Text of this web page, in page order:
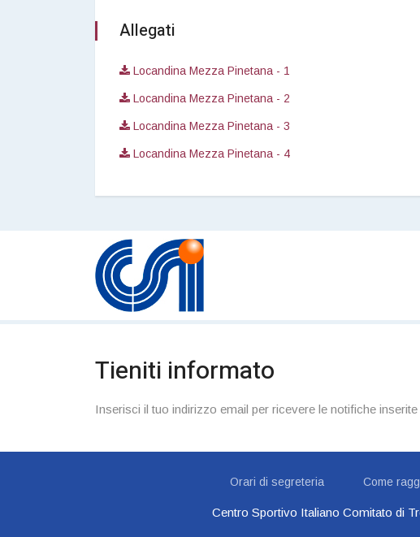
Allegati
Locandina Mezza Pinetana - 1
Locandina Mezza Pinetana - 2
Locandina Mezza Pinetana - 3
Locandina Mezza Pinetana - 4
Tieniti informato
Inserisci il tuo indirizzo email per ricevere le notifiche
Orari di segreteria Come
Centro Sportivo Italiano Comitato di